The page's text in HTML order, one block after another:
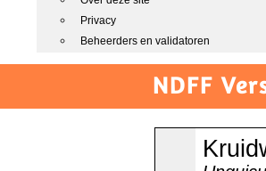
Privacy
Beheerders en validatoren
NDFF